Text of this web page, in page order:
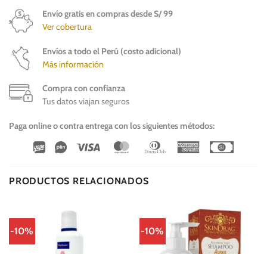
Envío gratis en compras desde S/ 99
Ver cobertura
Envíos a todo el Perú (costo adicional)
Más información
Compra con confianza
Tus datos viajan seguros
Paga online o contra entrega con los siguientes métodos:
Wirecard
Vipps Visa MasterCardDinners
American
PRODUCTOS RELACIONADOS
-10% -10%